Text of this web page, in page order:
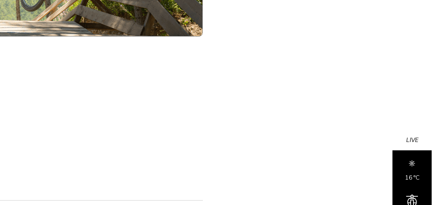
LIVE
16 °c